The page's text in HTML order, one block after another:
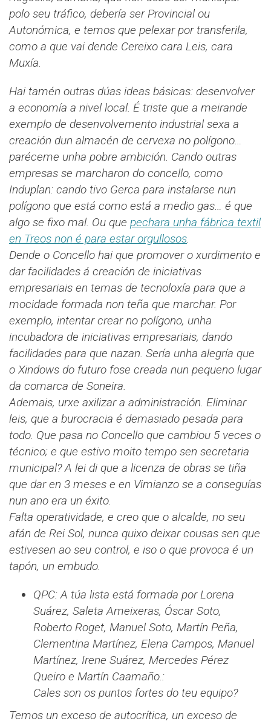
polo seu tráfico, debería ser Provincial ou
Autonómica, e temos que pelexar por transferila,
como a que vai dende Cereixo cara Leis, cara
Muxía.
Hai tamén outras dúas ideas básicas: desenvolver
a economía a nivel local. É triste que a meirande
exemplo de desenvolvemento industrial sexa a
creación dun almacén de cervexa no polígono…
paréceme unha pobre ambición. Cando outras
empresas se marcharon do concello, como
Induplan: cando tivo Gerca para instalarse nun
polígono que está como está a medio gas… é que
algo se fixo mal. Ou que pechara unha fábrica textil
en Treos non é para estar orgullosos.
Dende o Concello hai que promover o xurdimento e
dar facilidades á creación de iniciativas
empresariais en temas de tecnoloxía para que a
mocidade formada non teña que marchar. Por
exemplo, intentar crear no polígono, unha
incubadora de iniciativas empresariais, dando
facilidades para que nazan. Sería unha alegría que
o Xindows do futuro fose creada nun pequeno lugar
da comarca de Soneira.
Ademais, urxe axilizar a administración. Eliminar
leis, que a burocracia é demasiado pesada para
todo. Que pasa no Concello que cambiou 5 veces o
técnico; e que estivo moito tempo sen secretaria
municipal? A lei di que a licenza de obras se tiña
que dar en 3 meses e en Vimianzo se a conseguías
nun ano era un éxito.
Falta operatividade, e creo que o alcalde, no seu
afán de Rei Sol, nunca quixo deixar cousas sen que
estivesen ao seu control, e iso o que provoca é un
tapón, un embudo.
QPC: A túa lista está formada por Lorena
Suárez, Saleta Ameixeras, Óscar Soto,
Roberto Roget, Manuel Soto, Martín Peña,
Clementina Martínez, Elena Campos, Manuel
Martínez, Irene Suárez, Mercedes Pérez
Queiro e Martín Caamaño.:
Cales son os puntos fortes do teu equipo?
Temos un exceso de autocrítica, un exceso de